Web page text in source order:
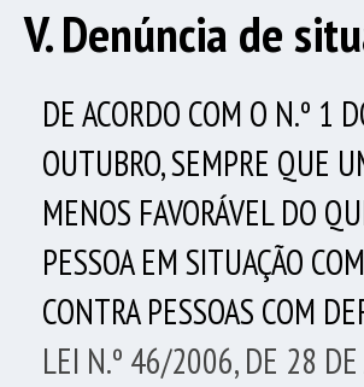
V. Denúncia de
DE ACORDO COM O N.º 1
OUTUBRO, SEMPRE QUE
MENOS FAVORÁVEL DO
PESSOA EM SITUAÇÃO
CONTRA PESSOAS COM
LEI N.º 46/2006, DE 28 DE